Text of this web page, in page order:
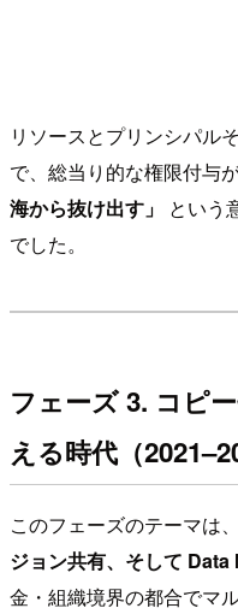
リソースとプリンシパル
で、総当り的な権限付与
海から抜け出す」
という
でした。
フェーズ 3. コピ
える時代（
このフェーズのテーマは、
ジョン共有、そして Data
金・組織境界の都合でマ